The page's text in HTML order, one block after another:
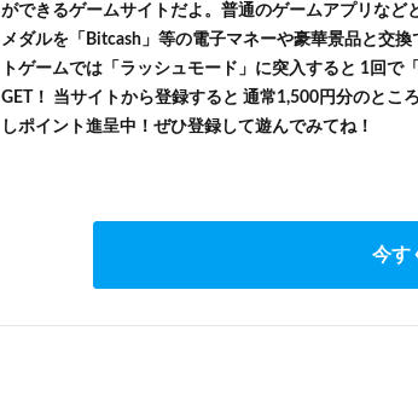
ができるゲームサイトだよ。普通のゲームアプリなど
メダルを「Bitcash」等の電子マネーや豪華景品と交
トゲームでは「ラッシュモード」に突入すると 1回で
GET！ 当サイトから登録すると 通常1,500円分のとこ
しポイント進呈中！ぜひ登録して遊んでみてね！
今す